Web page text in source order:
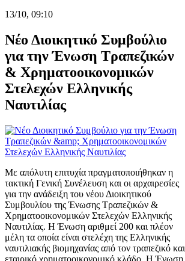
13/10, 09:10
Νέο Διοικητικό Συμβούλιο
για την Ένωση Τραπεζικών
& Χρηματοοικονομικών
Στελεχών Ελληνικής
Ναυτιλίας
Με απόλυτη επιτυχία πραγματοποιήθηκαν η
τακτική Γενική Συνέλευση και οι αρχαιρεσίες
για την ανάδειξη του νέου Διοικητικού
Συμβουλίου της Ένωσης Τραπεζικών &
Χρηματοοικονομικών Στελεχών Ελληνικής
Ναυτιλίας. Η Ένωση αριθμεί 200 και πλέον
μέλη τα οποία είναι στελέχη της Ελληνικής
ναυτιλιακής βιομηχανίας από τον τραπεζικό και
εταιρικό χρηματοοικονομικό κλάδο. Η Ένωση